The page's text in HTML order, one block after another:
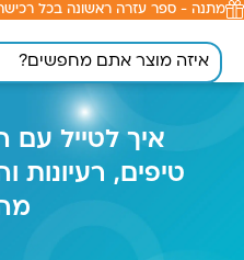
לתוכן
מתנה - ספר עזרה ראשונה בכל
איך לטייל עם
טיפים, רעיונות